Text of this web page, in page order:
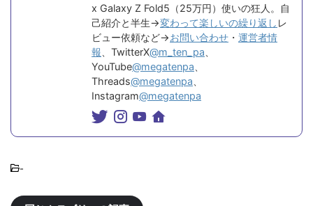
x Galaxy Z Fold5（25万円）使いの狂人。自
己紹介と半生→変わって楽しいの繰り返し レ
ビュー依頼など→お問い合わせ ・ 運営者情
報 、TwitterX@m_ten_pa
YouTube@megatenpa
Threads@megatenpa
Instagram@megatenpa
-